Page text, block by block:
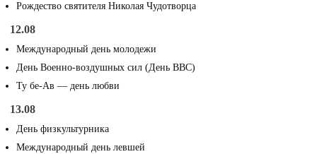
Рождество святителя Николая Чудотворца
12.08
Международный день молодежи
День Военно-воздушных сил (День ВВС)
Ту бе-Ав — день любви
13.08
День физкультурника
Международный день левшей